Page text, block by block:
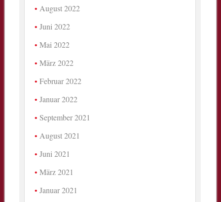
August 2022
Juni 2022
Mai 2022
März 2022
Februar 2022
Januar 2022
September 2021
August 2021
Juni 2021
März 2021
Januar 2021